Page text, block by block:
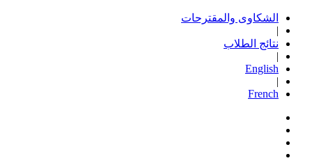
الشكاوى والمقترحات
|
نتائج الطلاب
|
English
|
French